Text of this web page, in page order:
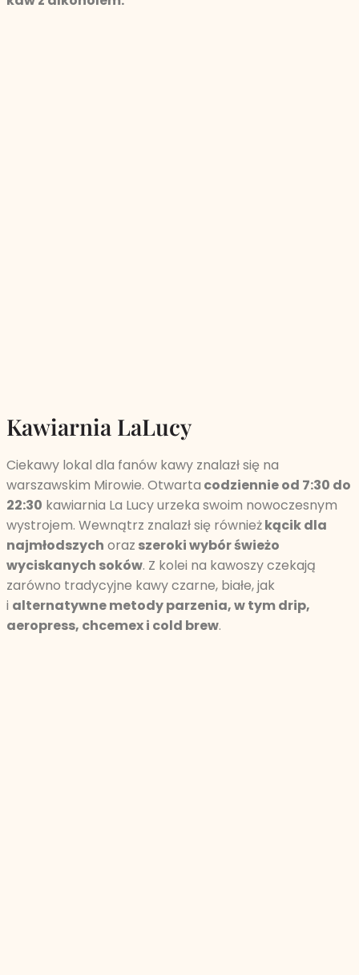
Kawiarnia LaLucy
Ciekawy lokal dla fanów kawy znalazł się na
warszawskim Mirowie. Otwarta codziennie od 7:30 do
22:30 kawiarnia La Lucy urzeka swoim nowoczesnym
wystrojem. Wewnątrz znalazł się równieżkącik dla
najmłodszych oraz szeroki wybór świeżo
wyciskanych soków. Z kolei na kawoszy czekają
zarówno tradycyjne kawy czarne, białe, jak
i alternatywne metody parzenia, w tym drip,
aeropress, chcemex i cold brew.